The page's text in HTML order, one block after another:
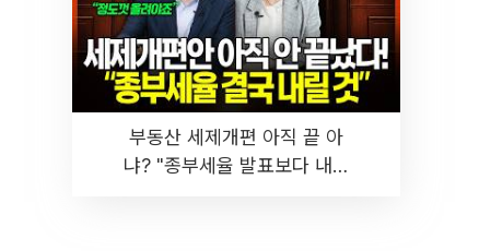
부동산 세제개편 아직 끝 아
냐? "종부세율 발표보다 내릴